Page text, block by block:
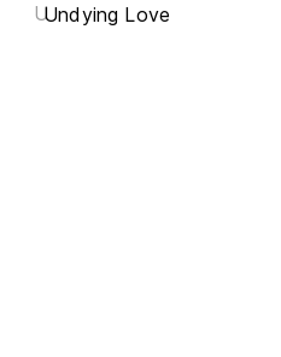
UUndying Love